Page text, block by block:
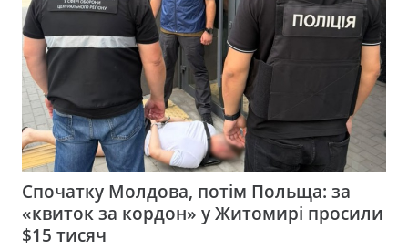
Спочатку Молдова, потім Польща: за
«квиток за кордон» у Житомирі просили
$15 тисяч